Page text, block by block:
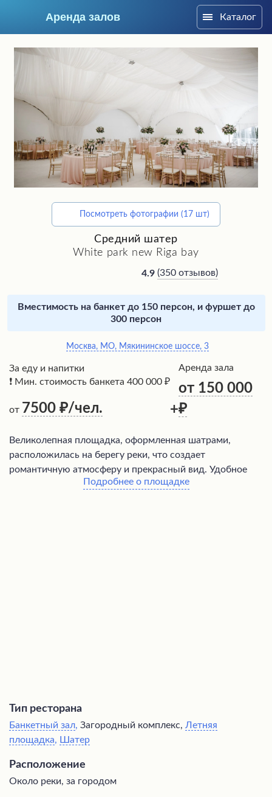
Аренда залов
Подберите мне зал
Каталог
Посмотреть фотографии (17 шт)
Средний шатер
White park new Riga bay
4.9 (350 отзывов)
Вместимость на банкет до 150 персон, и фуршет до
300 персон
Москва, МО, Мякининское шоссе, 3
За еду и напитки
❗ Мин. стоимость банкета 400 000 ₽
от 7500 /чел. +
Аренда зала
от 150 000
Великолепная площадка, оформленная шатрами,
расположилась на берегу реки, что создает
романтичную атмосферу и прекрасный вид. Удобное
местоположение и большая территория позволяют
Подробнее о площадке
Тип ресторана
Банкетный зал, Загородный комплекс, Летняя
площадка, Шатер
Расположение
Около реки, за городом